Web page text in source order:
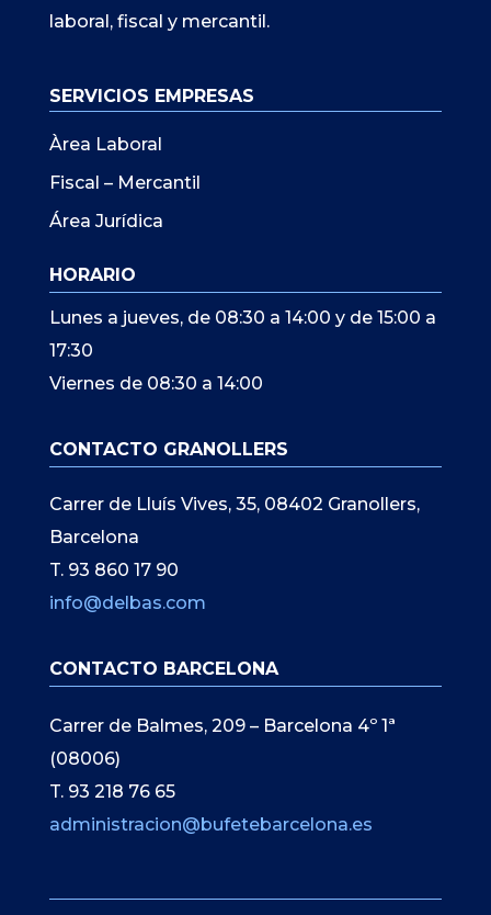
laboral, fiscal y mercantil.
SERVICIOS EMPRESAS
Àrea Laboral
Fiscal – Mercantil
Área Jurídica
HORARIO
Lunes a jueves, de 08:30 a 14:00 y de 15:00 a
17:30
Viernes de 08:30 a 14:00
CONTACTO GRANOLLERS
Carrer de Lluís Vives, 35, 08402 Granollers,
Barcelona
T. 93 860 17 90
info@delbas.com
CONTACTO BARCELONA
Carrer de Balmes, 209 – Barcelona 4º 1ª
(08006)
T. 93 218 76 65
administracion@bufetebarcelona.es